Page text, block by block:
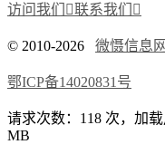
访问我们 联系我们 
© 2010-2026 微慑信息
鄂ICP备14020831号
请求次数：118 次，加
MB